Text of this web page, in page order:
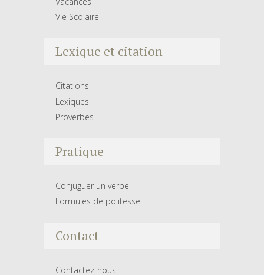
Vie Scolaire
Lexique et citation
Citations
Lexiques
Proverbes
Pratique
Conjuguer un verbe
Formules de politesse
Contact
Contactez-nous